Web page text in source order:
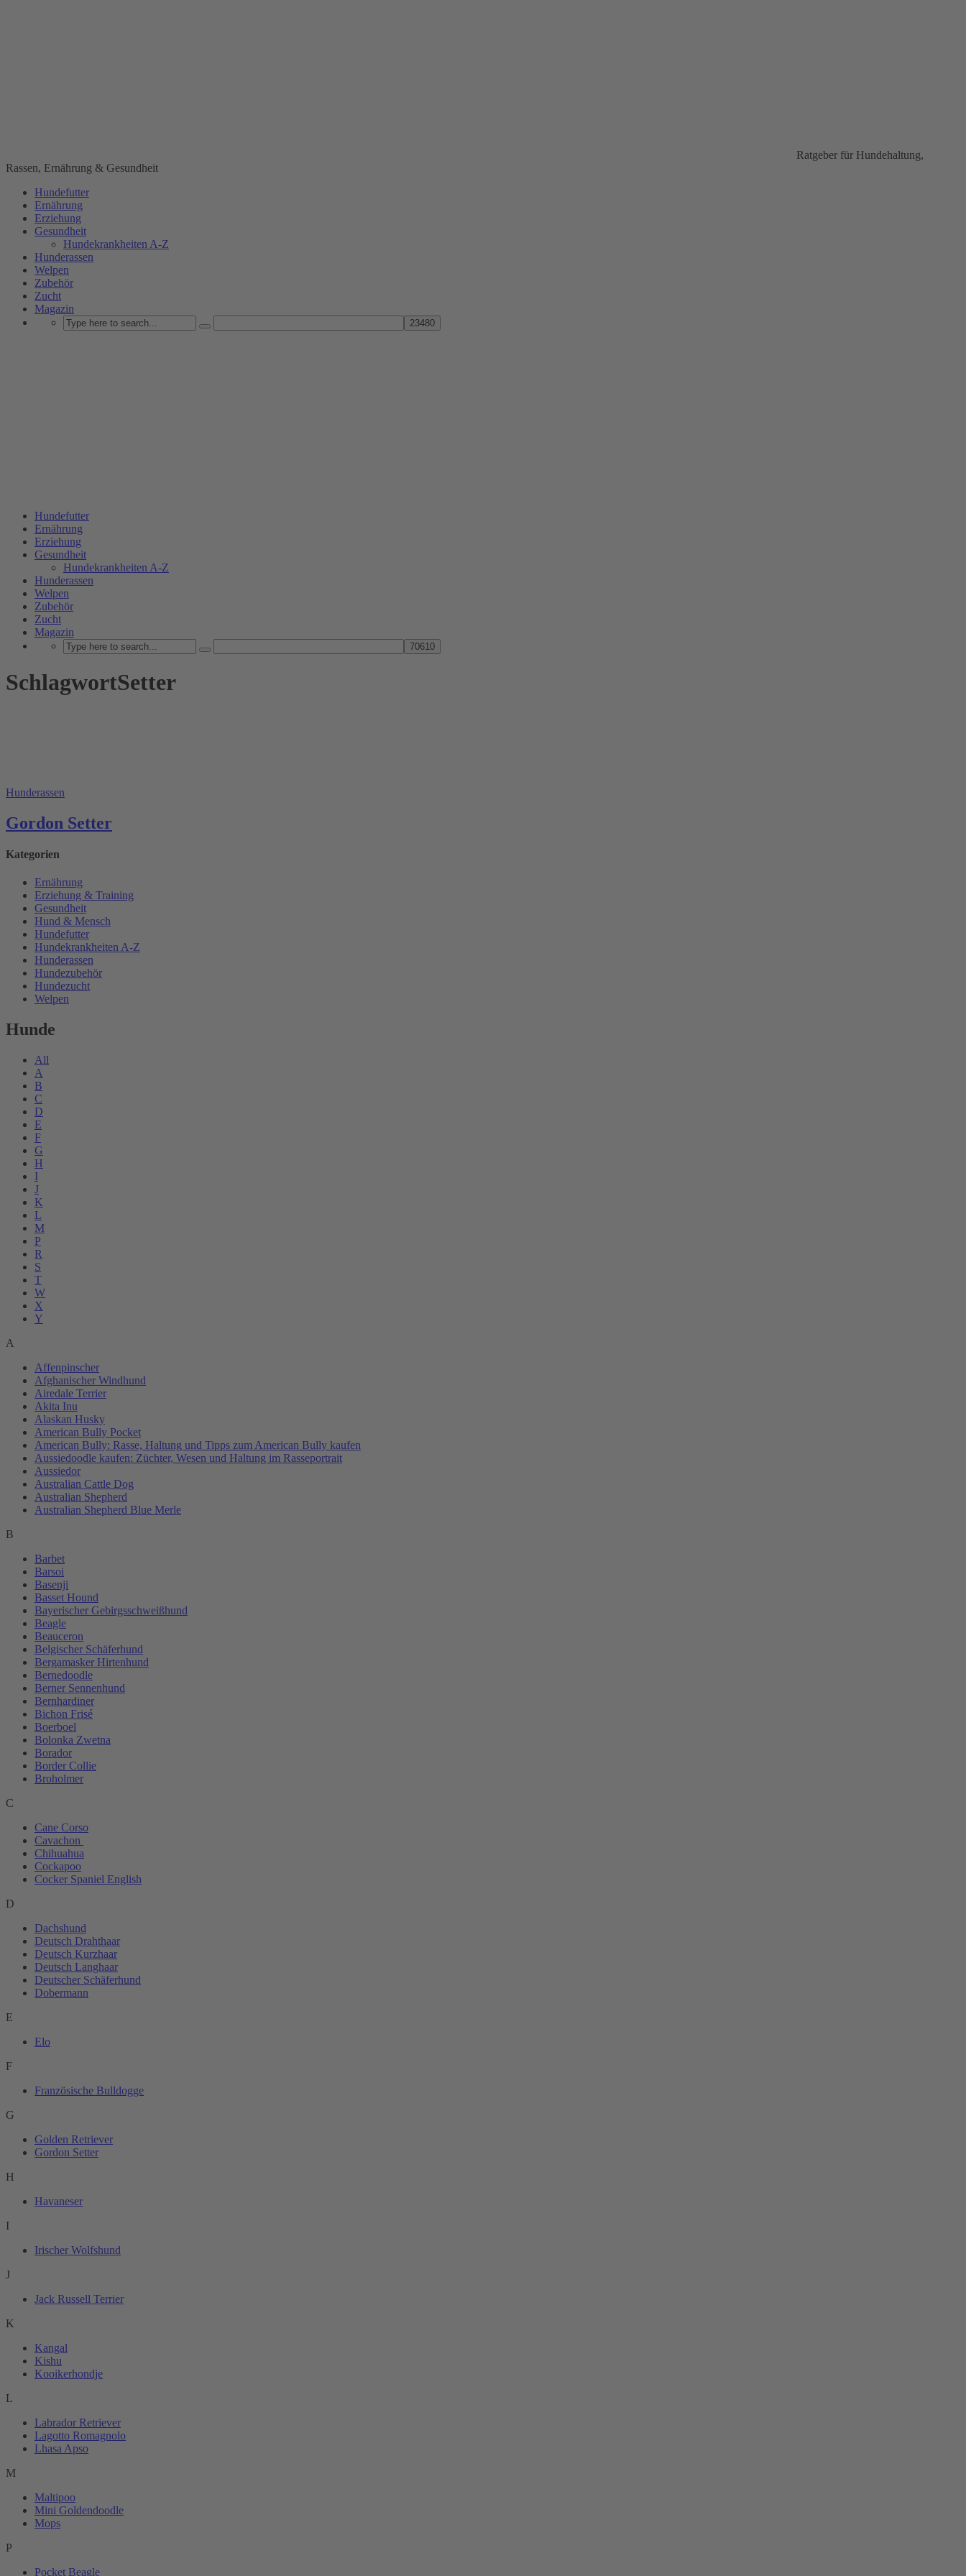
Ratgeber für Hundehaltung,
Rassen, Ernährung & Gesundheit
Hundefutter
Ernährung
Erziehung
Gesundheit
Hundekrankheiten A-Z
Hunderassen
Welpen
Zubehör
Zucht
Magazin
Hundefutter
Ernährung
Erziehung
Gesundheit
Hundekrankheiten A-Z
Hunderassen
Welpen
Zubehör
Zucht
Magazin
SchlagwortSetter
Hunderassen
Gordon Setter
Kategorien
Ernährung
Erziehung & Training
Gesundheit
Hund & Mensch
Hundefutter
Hundekrankheiten A-Z
Hunderassen
Hundezubehör
Hundezucht
Welpen
Hunde
All
A
B
C
D
E
F
G
H
I
J
K
L
M
P
R
S
T
W
X
Y
A
Affenpinscher
Afghanischer Windhund
Airedale Terrier
Akita Inu
Alaskan Husky
American Bully Pocket
American Bully: Rasse, Haltung und Tipps zum American Bully kaufen
Aussiedoodle kaufen: Züchter, Wesen und Haltung im Rasseportrait
Aussiedor
Australian Cattle Dog
Australian Shepherd
Australian Shepherd Blue Merle
B
Barbet
Barsoi
Basenji
Basset Hound
Bayerischer Gebirgsschweißhund
Beagle
Beauceron
Belgischer Schäferhund
Bergamasker Hirtenhund
Bernedoodle
Berner Sennenhund
Bernhardiner
Bichon Frisé
Boerboel
Bolonka Zwetna
Borador
Border Collie
Broholmer
C
Cane Corso
Cavachon
Chihuahua
Cockapoo
Cocker Spaniel English
D
Dachshund
Deutsch Drahthaar
Deutsch Kurzhaar
Deutsch Langhaar
Deutscher Schäferhund
Dobermann
E
Elo
F
Französische Bulldogge
G
Golden Retriever
Gordon Setter
H
Havaneser
I
Irischer Wolfshund
J
Jack Russell Terrier
K
Kangal
Kishu
Kooikerhondje
L
Labrador Retriever
Lagotto Romagnolo
Lhasa Apso
M
Maltipoo
Mini Goldendoodle
Mops
P
Pocket Beagle